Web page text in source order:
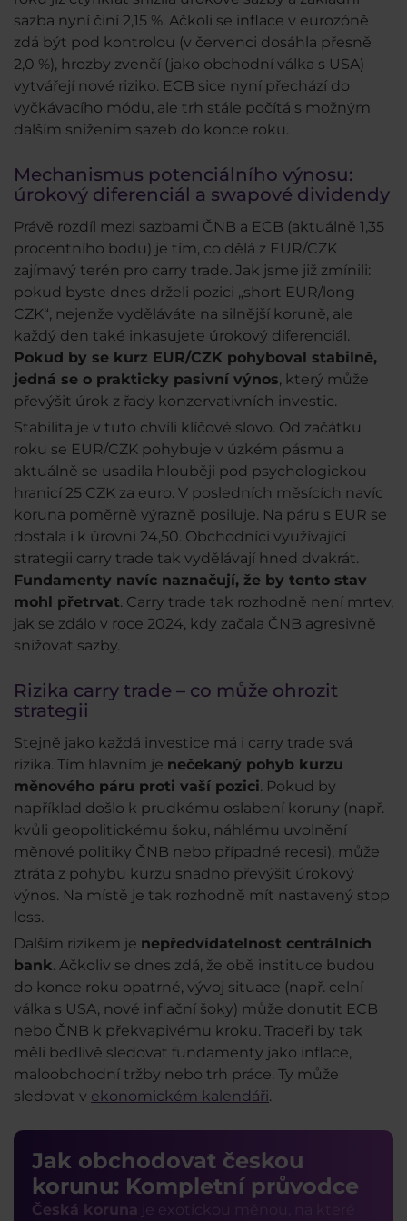
sazba nyní činí 2,15 %. Ačkoli se inflace v eurozóně
zdá být pod kontrolou (v červenci dosáhla přesně
2,0 %), hrozby zvenčí (jako obchodní válka s USA)
vytvářejí nové riziko. ECB sice nyní přechází do
vyčkávacího módu, ale trh stále počítá s možným
dalším snížením sazeb do konce roku.
Mechanismus potenciálního výnosu:
úrokový diferenciál a swapové dividendy
Právě rozdíl mezi sazbami ČNB a ECB (aktuálně 1,35
procentního bodu) je tím, co dělá z EUR/CZK
zajímavý terén pro carry trade. Jak jsme již zmínili:
pokud byste dnes drželi pozici „short EUR/long
CZK“, nejenže vyděláváte na silnější koruně, ale
každý den také inkasujete úrokový diferenciál.
Pokud by se kurz EUR/CZK pohyboval stabilně,
jedná se o prakticky pasivní výnos, který může
převýšit úrok z řady konzervativních investic.
Stabilita je v tuto chvíli klíčové slovo. Od začátku
roku se EUR/CZK pohybuje v úzkém pásmu a
aktuálně se usadila hlouběji pod psychologickou
hranicí 25 CZK za euro. V posledních měsících navíc
koruna poměrně výrazně posiluje. Na páru s EUR se
dostala i k úrovni 24,50. Obchodníci využívající
strategii carry trade tak vydělávají hned dvakrát.
Fundamenty navíc naznačují, že by tento stav
mohl přetrvat. Carry trade tak rozhodně není mrtev,
jak se zdálo v roce 2024, kdy začala ČNB agresivně
snižovat sazby.
Rizika carry trade – co může ohrozit
strategii
Stejně jako každá investice má i carry trade svá
rizika. Tím hlavním je nečekaný pohyb kurzu
měnového páru proti vaší pozici. Pokud by
například došlo k prudkému oslabení koruny (např.
kvůli geopolitickému šoku, náhlému uvolnění
měnové politiky ČNB nebo případné recesi), může
ztráta z pohybu kurzu snadno převýšit úrokový
výnos. Na místě je tak rozhodně mít nastavený stop
loss.
Dalším rizikem je nepředvídatelnost centrálních
bank. Ačkoliv se dnes zdá, že obě instituce budou
do konce roku opatrné, vývoj situace (např. celní
válka s USA, nové inflační šoky) může donutit ECB
nebo ČNB k překvapivému kroku. Tradeři by tak
měli bedlivě sledovat fundamenty jako inflace,
maloobchodní tržby nebo trh práce. Ty může
sledovat v ekonomickém kalendáři.
Jak obchodovat českou
korunu: Kompletní průvodce
Česká koruna je exotickou měnou, na které